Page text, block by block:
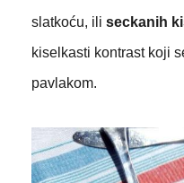
slatkoću, ili seckanih
kiselkasti kontrast koji
pavlakom.